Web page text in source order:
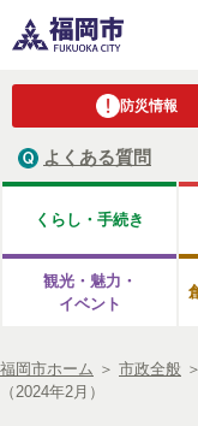
防災情報
よくある質問
くらし・手続き
観光・魅力・
イベント
福岡市ホーム ＞ 市政全般 ＞
（2024年2月）